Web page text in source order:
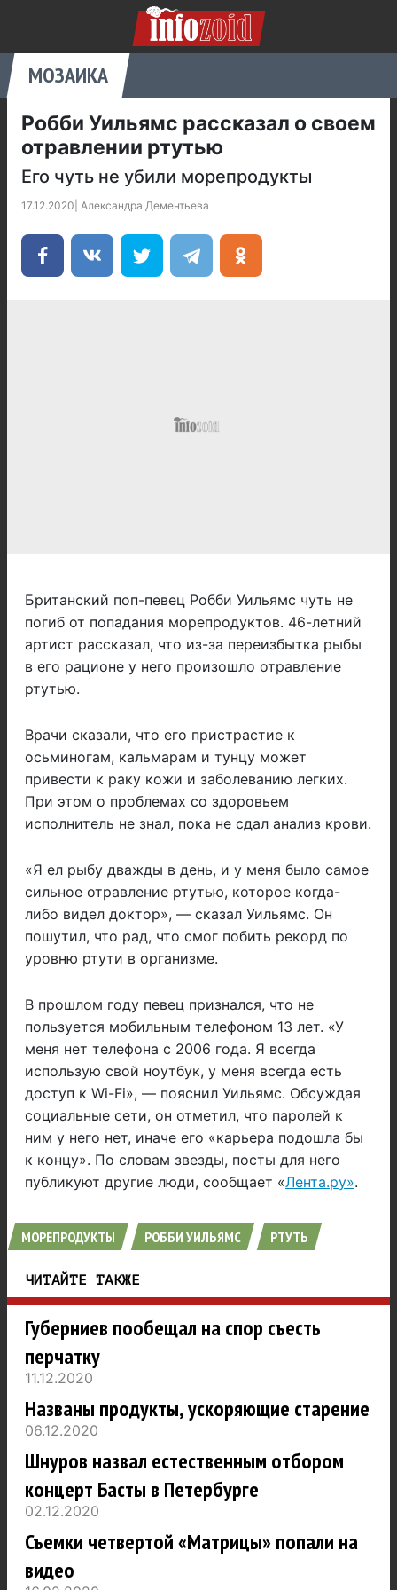
МОЗАИКА
Робби Уильямс рассказал о своем
отравлении ртутью
Его чуть не убили морепродукты
17.12.2020 Александра Дементьева
Британский поп-певец Робби Уильямс чуть не
погиб от попадания морепродуктов. 46-летний
артист рассказал, что из-за переизбытка рыбы
в его рационе у него произошло отравление
ртутью.
Врачи сказали, что его пристрастие к
осьминогам, кальмарам и тунцу может
привести к раку кожи и заболеванию легких.
При этом о проблемах со здоровьем
исполнитель не знал, пока не сдал анализ крови.
«Я ел рыбу дважды в день, и у меня было самое
сильное отравление ртутью, которое когда-
либо видел доктор», — сказал Уильямс. Он
пошутил, что рад, что смог побить рекорд по
уровню ртути в организме.
В прошлом году певец признался, что не
пользуется мобильным телефоном 13 лет. «У
меня нет телефона с 2006 года. Я всегда
использую свой ноутбук, у меня всегда есть
доступ к Wi-Fi», — пояснил Уильямс. Обсуждая
социальные сети, он отметил, что паролей к
ним у него нет, иначе его «карьера подошла бы
к концу». По словам звезды, посты для него
публикуют другие люди, сообщает «Лента.ру».
МОРЕПРОДУКТЫ РОББИ УИЛЬЯМС РТУТЬ
ЧИТАЙТЕ ТАКЖЕ
Губерниев пообещал на спор съесть
перчатку
11.12.2020
Названы продукты, ускоряющие старение
06.12.2020
Шнуров назвал естественным отбором
концерт Басты в Петербурге
02.12.2020
Съемки четвертой «Матрицы» попали на
видео